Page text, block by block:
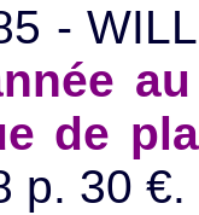
-
de
p. 30 €.